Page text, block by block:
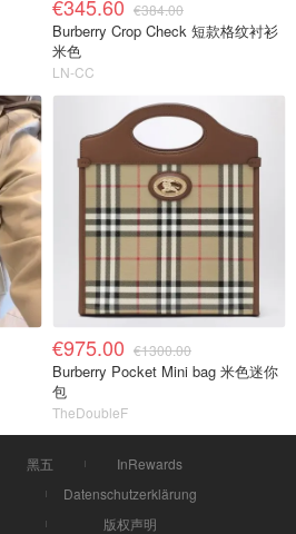
€345.60 €384.00
Burberry Crop Check 短款格纹衬衫
米色
LN-CC
€975.00 €1300.00
Burberry Pocket Mini bag 米色迷你
包
TheDoubleF
黑五
InRewards
Datenschutzerklärung
版权声明